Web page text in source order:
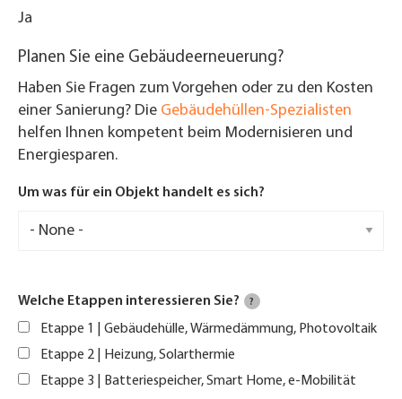
Ja
Planen Sie eine Gebäudeerneuerung?
Haben Sie Fragen zum Vorgehen oder zu den Kosten
einer Sanierung? Die Gebäudehüllen-Spezialisten
helfen Ihnen kompetent beim Modernisieren und
Energiesparen.
Um was für ein Objekt handelt es sich?
Welche Etappen interessieren Sie? ?
Etappe 1 | Gebäudehülle, Wärmedämmung, Photovoltaik
Etappe 2 | Heizung, Solarthermie
Etappe 3 | Batteriespeicher, Smart Home, e-Mobilität